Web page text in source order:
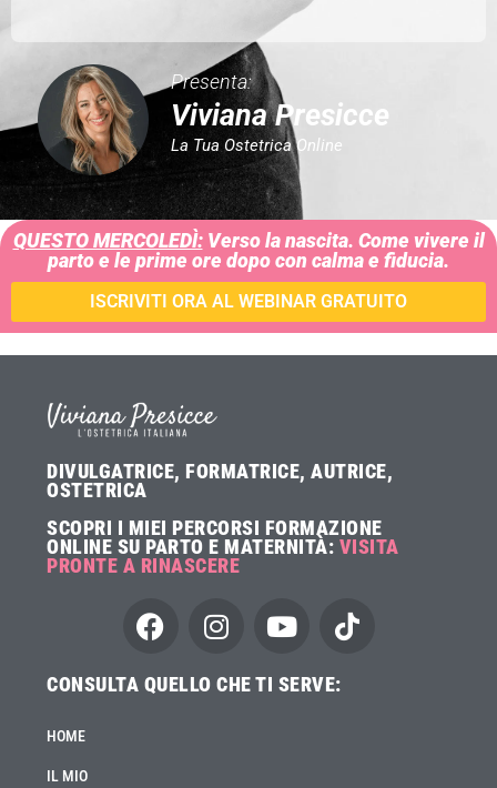
Presenta:
Viviana Presicce
La Tua Ostetrica Online
QUESTO MERCOLEDÌ:Verso la nascita. Come vivere il
parto e le prime ore dopo con calma e fiducia.
ISCRIVITI ORA AL WEBINAR GRATUITO
DIVULGATRICE, FORMATRICE, AUTRICE,
OSTETRICA
SCOPRI I MIEI PERCORSI FORMAZIONE
ONLINE SU PARTO E MATERNITÀ: VISITA
PRONTE A RINASCERE
CONSULTA QUELLO CHE TI SERVE:
HOME
IL MIO